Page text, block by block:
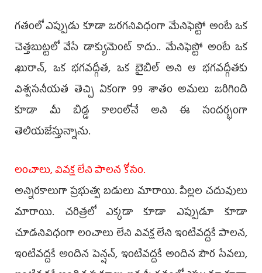
గతంలో ఎప్పుడు కూడా జరగనివిధంగా మేనిఫెస్టో అంటే ఒక
చెత్తబుట్టలో వేసే డాక్యుమెంట్ కాదు.. మేనిఫెస్టో అంటే ఒక
ఖురాన్, ఒక భగవద్గీత, ఒక బైబిల్ అని ఆ భగవద్గీతకు
విశ్వసనీయత తెచ్చి ఏకంగా 99 శాతం అమలు జరిగింది
కూడా మీ బిడ్డ కాలంలోనే అని ఈ సందర్భంగా
తెలియజేస్తున్నాను.
లంచాలు, వివక్ష లేని పాలన కోసం.
అన్నిరకాలుగా ప్రభుత్వ బడులు మారాయి. పిల్లల చదువులు
మారాయి. చరిత్రలో ఎక్కడా కూడా ఎప్పుడూ కూడా
చూడనివిధంగా లంచాలు లేని వివక్ష లేని ఇంటివద్దకే పాలన,
ఇంటివద్దకే అందిన పెన్షన్, ఇంటివద్దకే అందిన పౌర సేవలు,